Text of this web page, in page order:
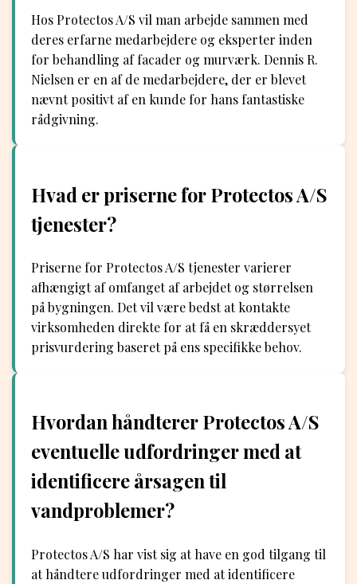
Hos Protectos A/S vil man arbejde sammen med
deres erfarne medarbejdere og eksperter inden
for behandling af facader og murværk. Dennis R.
Nielsen er en af ​​de medarbejdere, der er blevet
nævnt positivt af en kunde for hans fantastiske
rådgivning.
Hvad er priserne for Protectos A/S
tjenester?
Priserne for Protectos A/S tjenester varierer
afhængigt af omfanget af arbejdet og størrelsen
på bygningen. Det vil være bedst at kontakte
virksomheden direkte for at få en skræddersyet
prisvurdering baseret på ens specifikke behov.
Hvordan håndterer Protectos A/S
eventuelle udfordringer med at
identificere årsagen til
vandproblemer?
Protectos A/S har vist sig at have en god tilgang til
at håndtere udfordringer med at identificere